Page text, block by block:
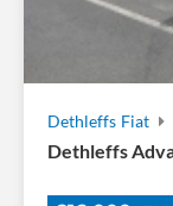
Dethleffs Fiat
Dethleffs